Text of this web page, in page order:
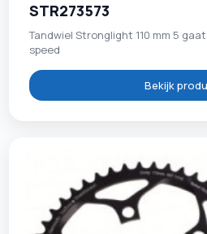
STR273573
Tandwiel Stronglight 110 mm 5
speed
Bekijk